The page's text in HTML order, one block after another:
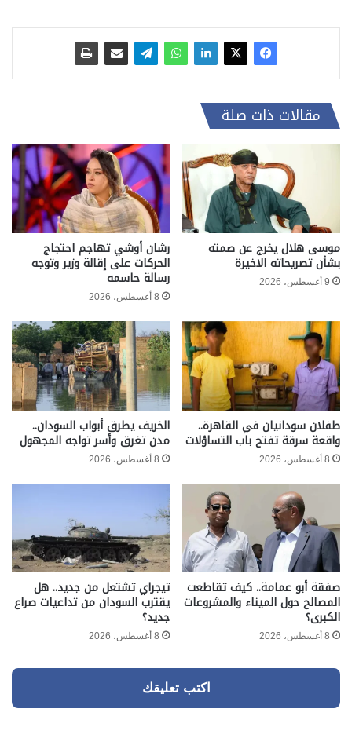
مقالات ذات صلة
موسى هلال يخرج عن صمته
بشأن تصريحاته الاخيرة
9 أغسطس، 2026
رشان أوشي تهاجم احتجاج
الحركات على إقالة وزير وتوجه
رسالة حاسمه
8 أغسطس، 2026
طفلان سودانيان في القاهرة..
واقعة سرقة تفتح باب التساؤلات
8 أغسطس، 2026
الخريف يطرق أبواب السودان..
مدن تغرق وأسر تواجه المجهول
8 أغسطس، 2026
صفقة أبو عمامة.. كيف تقاطعت
المصالح حول الميناء والمشروعات
الكبرى؟
8 أغسطس، 2026
تيجراي تشتعل من جديد.. هل
يقترب السودان من تداعيات صراع
جديد؟
8 أغسطس، 2026
اكتب تعليقك